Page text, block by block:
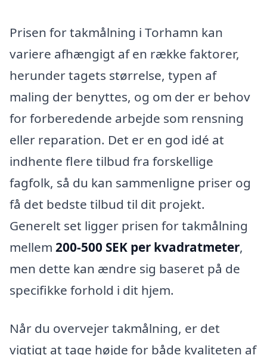
Prisen for takmålning i Torhamn kan
variere afhængigt af en række faktorer,
herunder tagets størrelse, typen af
maling der benyttes, og om der er behov
for forberedende arbejde som rensning
eller reparation. Det er en god idé at
indhente flere tilbud fra forskellige
fagfolk, så du kan sammenligne priser og
få det bedste tilbud til dit projekt.
Generelt set ligger prisen for takmålning
mellem 200-500 SEK per kvadratmeter,
men dette kan ændre sig baseret på de
specifikke forhold i dit hjem.
Når du overvejer takmålning, er det
vigtigt at tage højde for både kvaliteten af